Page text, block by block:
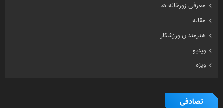
معرفی زورخانه ها
مقاله
هنرمندان ورزشکار
ویدیو
ویژه
تصادفی